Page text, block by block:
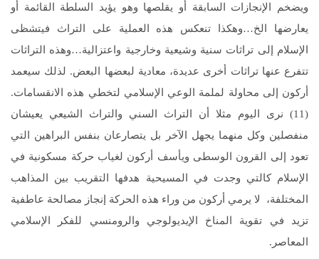
ويضخم الإنجازات السابقة أو يقلصها وهو يؤيد السلطة القائمة أو
يعارضها الخ…وهكذا تنعكس هذه العملية على التراث فيتشظى
الإسلام إلى تراثات سنية وشيعية وخارجية واعتزالية…وهذه التراثات
تتفرع عنها تراثات أخرى عديدة، معادية لبعضها البعض. لذلك سيعمد
أركون إلى محاولة لملمة الوعي الإسلامي لتخطي هذه الانقسامات.
(11) نرى اليوم مثلا أن التراث السني والتراث الشيعي يعيشان
منفصلين وكل منهما يجهل الآخر بل يتصارعان بنفس البراهين التي
تعود إلى القرون الوسطى ويأسف أركون لغياب حركة مسكونية في
الإسلام كالتي وجدت في المسيحية هدفها التقريب بين المذاهب
المختلفة، لا يرمي أركون من وراء هذه الحركة إنجاز مصالحة عاطفية
تزيد في تقوية المناخ الإيديولوجي والرومنسي للفكر الإسلامي
المعاصر.